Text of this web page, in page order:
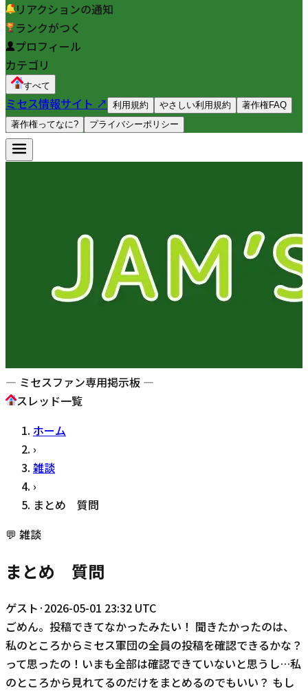
リアクションの通知
ランクがつく
プロフィール
カテゴリ
すべて
ミセス情報サイト ↗ 利用規約 やさしい利用規約
著作権FAQ
著作権ってなに?
プライバシーポリシー
— ミセスファン専用掲示板 —
スレッド一覧
ホーム
›
雑談
›
まとめ 質問
💬 雑談
まとめ 質問
ゲスト ·2026-05-01 23:32 UTC
ごめん。投稿できてなかったみたい！ 聞きたかったのは、
私のところからミセス軍団の全員の投稿を確認できるかな？
って思ったの！いまも全部は確認できていないと思うし…私
のところから見れてるのだけをまとめるのでもいい？ もし